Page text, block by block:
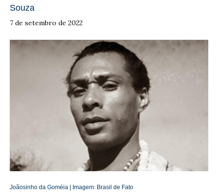
Souza
7 de setembro de 2022
Joãosinho da Goméia | Imagem: Brasil de Fato